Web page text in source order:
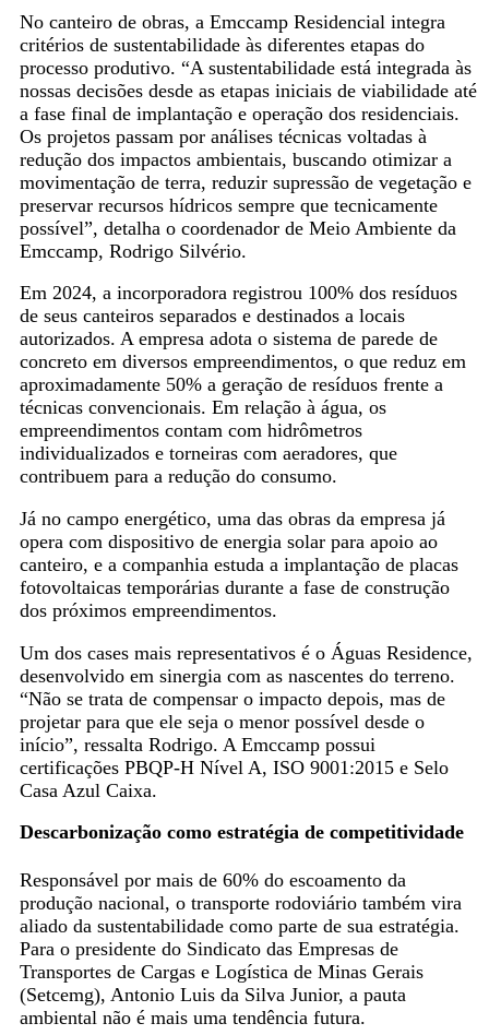
No canteiro de obras, a Emccamp Residencial integra
critérios de sustentabilidade às diferentes etapas do
processo produtivo. “A sustentabilidade está integrada às
nossas decisões desde as etapas iniciais de viabilidade até
a fase final de implantação e operação dos residenciais.
Os projetos passam por análises técnicas voltadas à
redução dos impactos ambientais, buscando otimizar a
movimentação de terra, reduzir supressão de vegetação e
preservar recursos hídricos sempre que tecnicamente
possível”, detalha o coordenador de Meio Ambiente da
Emccamp, Rodrigo Silvério.
Em 2024, a incorporadora registrou 100% dos resíduos
de seus canteiros separados e destinados a locais
autorizados. A empresa adota o sistema de parede de
concreto em diversos empreendimentos, o que reduz em
aproximadamente 50% a geração de resíduos frente a
técnicas convencionais. Em relação à água, os
empreendimentos contam com hidrômetros
individualizados e torneiras com aeradores, que
contribuem para a redução do consumo.
Já no campo energético, uma das obras da empresa já
opera com dispositivo de energia solar para apoio ao
canteiro, e a companhia estuda a implantação de placas
fotovoltaicas temporárias durante a fase de construção
dos próximos empreendimentos.
Um dos cases mais representativos é o Águas Residence,
desenvolvido em sinergia com as nascentes do terreno.
“Não se trata de compensar o impacto depois, mas de
projetar para que ele seja o menor possível desde o
início”, ressalta Rodrigo. A Emccamp possui
certificações PBQP-H Nível A, ISO 9001:2015 e Selo
Casa Azul Caixa.
Descarbonização como estratégia de competitividade
Responsável por mais de 60% do escoamento da
produção nacional, o transporte rodoviário também vira
aliado da sustentabilidade como parte de sua estratégia.
Para o presidente do Sindicato das Empresas de
Transportes de Cargas e Logística de Minas Gerais
(Setcemg), Antonio Luis da Silva Junior, a pauta
ambiental não é mais uma tendência futura.